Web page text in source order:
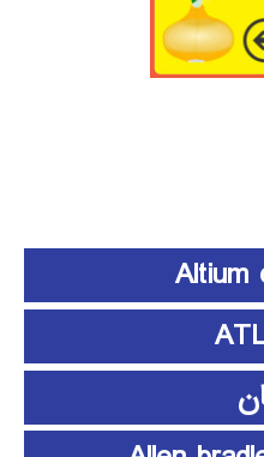
Altium